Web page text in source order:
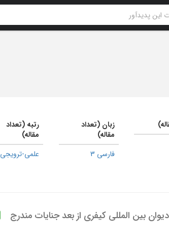
زبان (تعداد
مقاله)
فارسی 3
رتبه (تعداد
مقاله)
علمی-ترویجی 1
بین المللی کیفری از بعد جنایات مندرج